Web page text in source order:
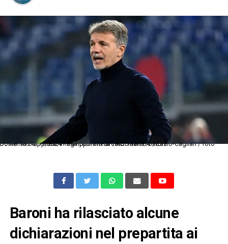
Dc Roma 04/11/2024 - campionato di calcio serie A / Lazio-Cagliari / foto Domenico Cippitelli/Image Sport nella foto: Marco Baroni
Baroni ha rilasciato alcune
dichiarazioni nel prepartita ai